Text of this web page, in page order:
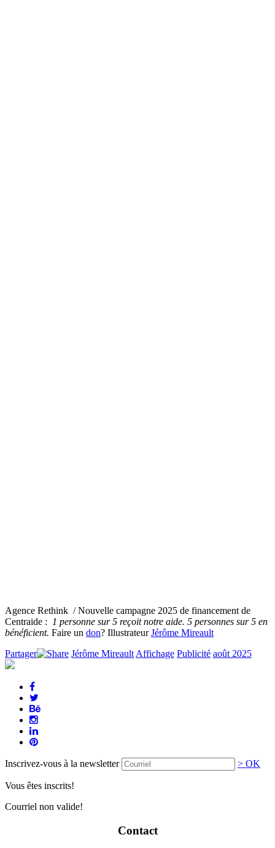
Agence Rethink / Nouvelle campagne 2025 de financement de
Centraide :
1 personne sur 5 reçoit notre aide. 5 personnes sur 5 en
bénéficient. Faire un don? IllustrateurJérôme Mireault
Partager
Jérôme Mireault Affichage Publicité août 2025
Inscrivez-vous à la newsletter > OK
Vous êtes inscrits!
Courriel non valide!
Contact